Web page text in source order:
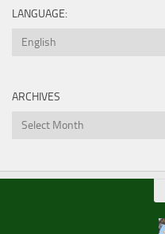
LANGUAGE:
ARCHIVES
Archives